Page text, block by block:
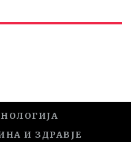
И ЗДРАВЈЕ